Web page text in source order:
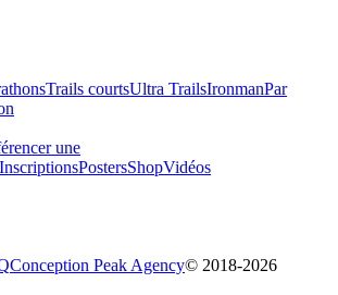
Trails courtsUltra TrailsIronmanPar
une
InscriptionsPostersShopVidéos
Conception Peak Agency© 2018-2026